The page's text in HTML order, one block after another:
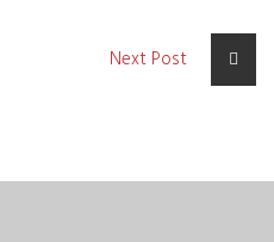
Next Post